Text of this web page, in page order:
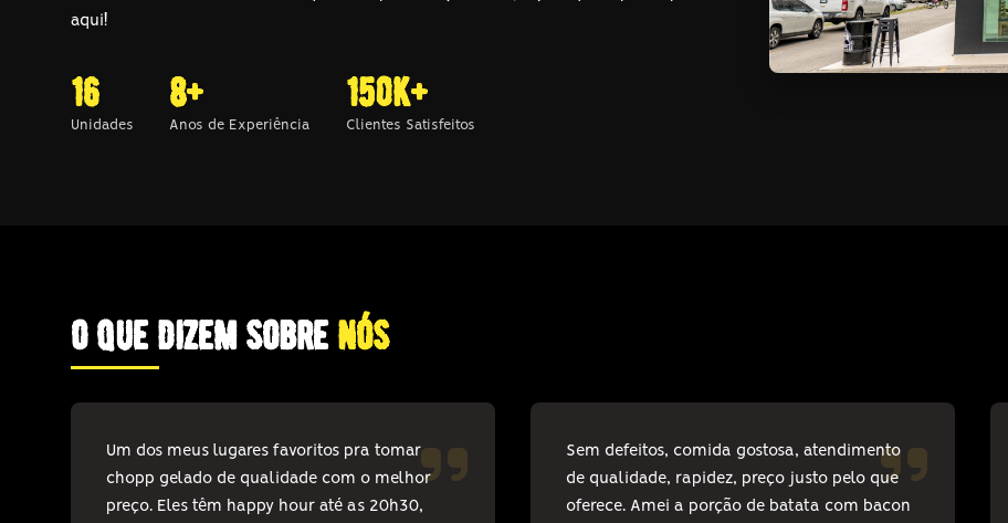
aqui!
16
Unidades
8+
Anos de Experiência
150k+
Clientes Satisfeitos
o que dizem sobrenós
Um dos meus lugares favoritos pra tomar
chopp gelado de qualidade com o melhor
preço. Eles têm happy hour até as 20h30,
Sem defeitos, comida gostosa, atendimento
de qualidade, rapidez, preço justo pelo que
oferece. Amei a porção de batata com bacon